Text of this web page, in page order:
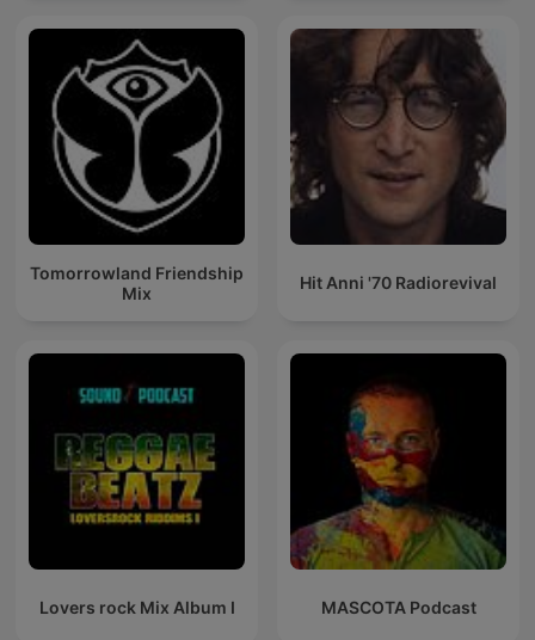
Tomorrowland Friendship
Mix
Hit Anni '70 Radiorevival
Lovers rock Mix Album I MASCOTA Podcast